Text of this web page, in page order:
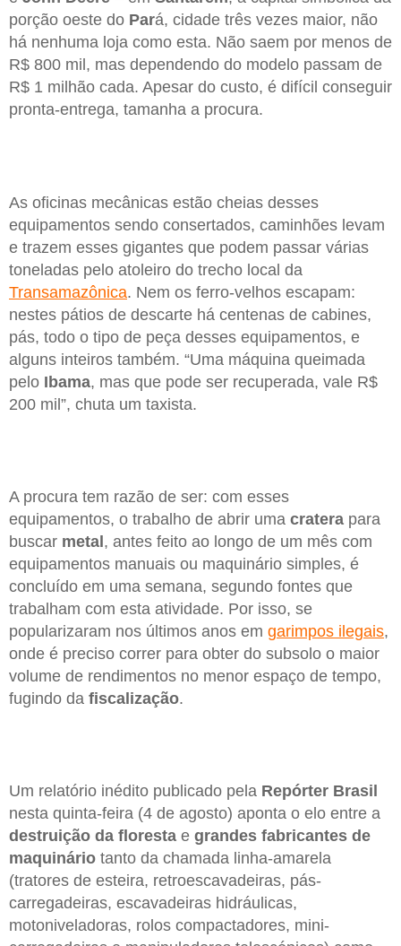
porção oeste do Pará, cidade três vezes maior, não
há nenhuma loja como esta. Não saem por menos de
R$ 800 mil, mas dependendo do modelo passam de
R$ 1 milhão cada. Apesar do custo, é difícil conseguir
pronta-entrega, tamanha a procura.
As oficinas mecânicas estão cheias desses
equipamentos sendo consertados, caminhões levam
e trazem esses gigantes que podem passar várias
toneladas pelo atoleiro do trecho local da
Transamazônica. Nem os ferro-velhos escapam:
nestes pátios de descarte há centenas de cabines,
pás, todo o tipo de peça desses equipamentos, e
alguns inteiros também. “Uma máquina queimada
pelo Ibama, mas que pode ser recuperada, vale R$
200 mil”, chuta um taxista.
A procura tem razão de ser: com esses
equipamentos, o trabalho de abrir uma cratera para
buscar metal , antes feito ao longo de um mês com
equipamentos manuais ou maquinário simples, é
concluído em uma semana, segundo fontes que
trabalham com esta atividade. Por isso, se
popularizaram nos últimos anos em garimpos ilegais,
onde é preciso correr para obter do subsolo o maior
volume de rendimentos no menor espaço de tempo,
fugindo da fiscalização.
Um relatório inédito publicado pela Repórter Brasil
nesta quinta-feira (4 de agosto) aponta o elo entre a
destruição da floresta e grandes fabricantes de
maquinário tanto da chamada linha-amarela
(tratores de esteira, retroescavadeiras, pás-
carregadeiras, escavadeiras hidráulicas,
motoniveladoras, rolos compactadores, mini-